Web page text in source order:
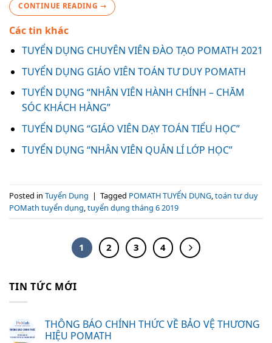
CONTINUE READING →
Các tin khác
TUYỂN DỤNG CHUYÊN VIÊN ĐÀO TẠO POMATH 2021
TUYỂN DỤNG GIÁO VIÊN TOÁN TƯ DUY POMATH
TUYỂN DỤNG “NHÂN VIÊN HÀNH CHÍNH – CHĂM
SÓC KHÁCH HÀNG”
TUYỂN DỤNG “GIÁO VIÊN DẠY TOÁN TIỂU HỌC”
TUYỂN DỤNG “NHÂN VIÊN QUẢN LÍ LỚP HỌC”
Posted in Tuyển Dụng | Tagged POMATH TUYỂN DỤNG,toán tư duy
POMath tuyển dụng,tuyển dụng tháng 6 2019
1 2 3 4
TIN TỨC MỚI
THÔNG BÁO CHÍNH THỨC VỀ BẢO VỆ THƯƠNG
HIỆU POMATH